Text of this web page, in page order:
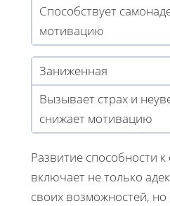
Способствует
мотивацию
Заниженная
Вызывает страх и
снижает мотивацию
Развитие способности
включает не только
своих возможностей, но